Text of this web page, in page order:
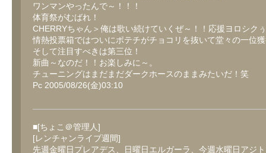
ワンマンやったんで～！！！
体育祭がむばれ！
CHERRYちゃん＞俺は歌い続けていくぜ～！！応援ヨロシク
情熱投票箱ではついにポテチがチョコリを抜いて堂々の一位
そして注目すべきは第三位！
新曲～なのだ！！お楽しみに～。
チューニングはまだまだダークホースのままみたいだ！笑
Pc 2005/08/26(金)03:10
■[ちょこ＠管理人]
[レンチャンライブ週間]
先週金曜日プレアデス、日曜日エルガーラ、今週水曜日アジ